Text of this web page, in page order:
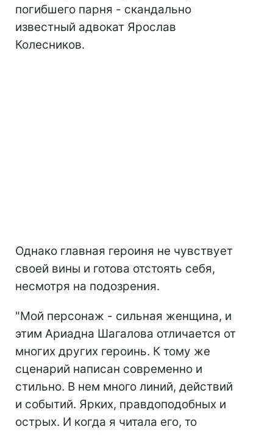
погибшего парня - скандально
известный адвокат Ярослав
Колесников.
Однако главная героиня не чувствует
своей вины и готова отстоять себя,
несмотря на подозрения.
"Мой персонаж - сильная женщина, и
этим Ариадна Шагалова отличается от
многих других героинь. К тому же
сценарий написан современно и
стильно. В нем много линий, действий
и событий. Ярких, правдоподобных и
острых. И когда я читала его, то